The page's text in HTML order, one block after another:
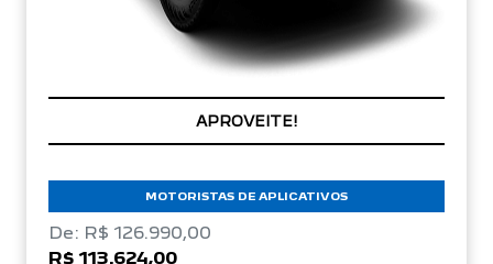
EM ATÉ 72X
MOTORISTAS DE APLICATIVOS
De: R$ 126.990,00
R$ 113.624,00